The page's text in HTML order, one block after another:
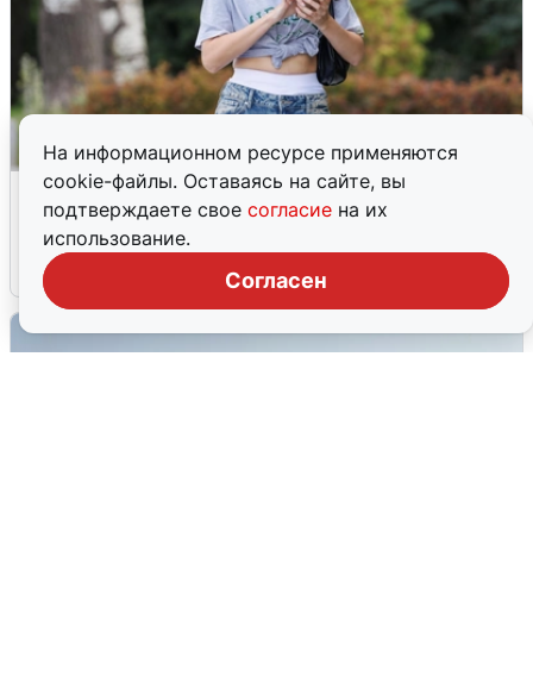
На информационном ресурсе применяются
cookie-файлы. Оставаясь на сайте, вы
подтверждаете свое согласие на их
использование.
Согласен
Волгоградцы остались без
мобильного интернета
6 августа